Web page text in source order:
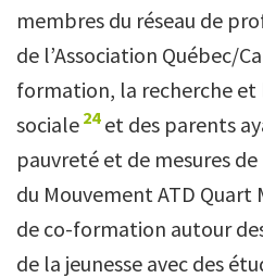
membres du réseau de
de l’Association Québec/
formation, la recherche et
sociale 24 et des parents
pauvreté et de mesures
du Mouvement ATD Quart
de co-formation autour
de la jeunesse avec des